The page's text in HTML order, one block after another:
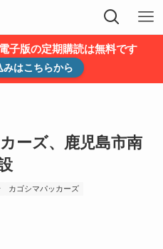
子版の定期購読は無料です
みはこちらから
ーズ、鹿児島市南
カゴシマパッカーズ